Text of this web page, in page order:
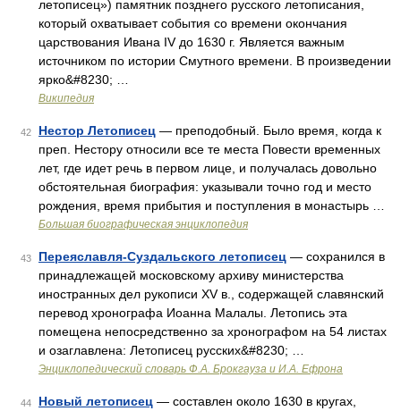
летописец») памятник позднего русского летописания,
который охватывает события со времени окончания
царствования Ивана IV до 1630 г. Является важным
источником по истории Смутного времени. В произведении
ярко&#8230; …
Википедия
42 Нестор Летописец — преподобный. Было время, когда к
преп. Нестору относили все те места Повести временных
лет, где идет речь в первом лице, и получалась довольно
обстоятельная биография: указывали точно год и место
рождения, время прибытия и поступления в монастырь …
Большая биографическая энциклопедия
43 Переяславля-Суздальского летописец — сохранился в
принадлежащей московскому архиву министерства
иностранных дел рукописи XV в., содержащей славянский
перевод хронографа Иоанна Малалы. Летопись эта
помещена непосредственно за хронографом на 54 листах
и озаглавлена: Летописец русских&#8230; …
Энциклопедический словарь Ф.А. Брокгауза и И.А. Ефрона
44 Новый летописец — составлен около 1630 в кругах,